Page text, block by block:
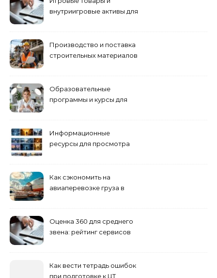
внутриигровые активы для
приобретения
Производство и поставка
строительных материалов
Образовательные
программы и курсы для
Информационные
ресурсы для просмотра
Как сэкономить на
авиаперевозке груза в
Оценка 360 для среднего
звена: рейтинг сервисов
Как вести тетрадь ошибок
при подготовке к ЦТ